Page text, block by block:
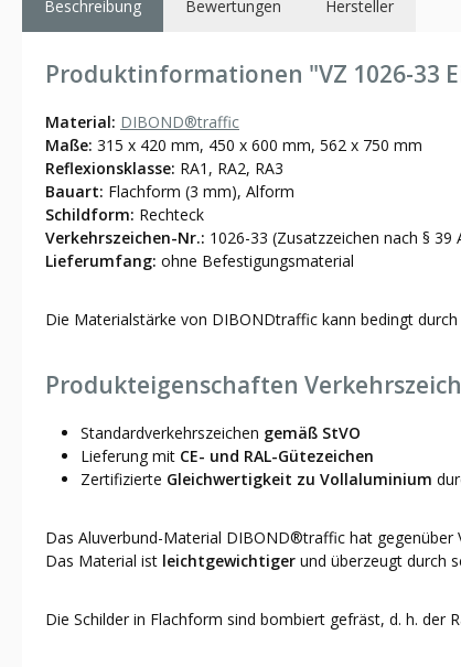
Beschreibung Bewertungen Hersteller
Produktinformationen "VZ 1026-33
Material: DIBOND®traffic
Maße: 315 x 420 mm, 450 x 600 mm, 562 x 750 mm
Reflexionsklasse: RA1, RA2, RA3
Bauart: Flachform (3 mm), Alform
Schildform: Rechteck
Verkehrszeichen-Nr.: 1026-33 (Zusatzzeichen nach § 39
Lieferumfang: ohne Befestigungsmaterial
Die Materialstärke von DIBONDtraffic kann bedingt
Produkteigenschaften
Standardverkehrszeichen gemäß StVO
Lieferung mit CE- und RAL-Gütezeichen
Zertifizierte Gleichwertigkeit zu Vollaluminium
Das Aluverbund-Material DIBOND®traffic hat
Das Material ist leichtgewichtiger und überzeugt durch
Die Schilder in Flachform sind bombiert gefräst, d. h. der